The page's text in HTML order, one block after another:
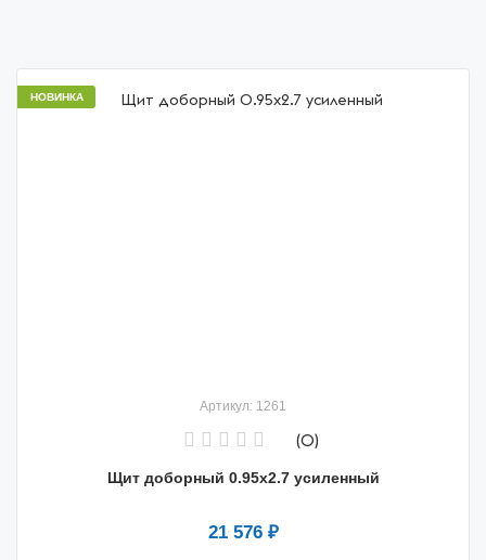
НОВИНКА
Артикул: 1261
(0)
Щит доборный 0.95х2.7 усиленный
21 576 ₽